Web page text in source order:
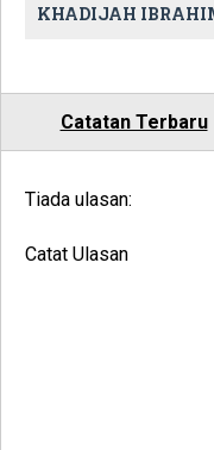
KHADIJAH
Catatan Terbaru
Tiada ulasan:
Catat Ulasan